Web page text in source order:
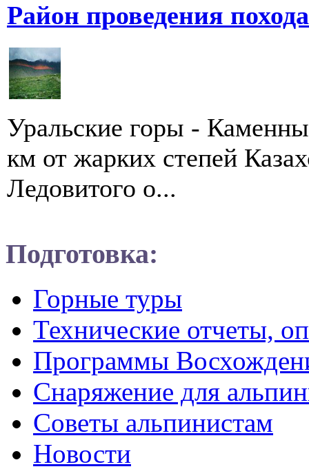
Район проведения
Уральские горы -
км от жарких степей
Ледовитого о...
Подготовка:
Горные туры
Технические отчеты,
Программы
Снаряжение для
Советы альпинистам
Новости